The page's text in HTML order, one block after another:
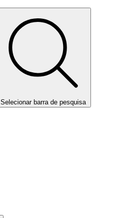
Selecionar barra de pesquisa